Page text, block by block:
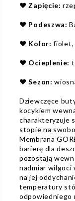
❤️ Zapięcie:
❤️ Podeszwa:
❤️ Kolor: fiolet,
❤️ Ocieplenie:
❤️Sezon:
Dziewczęce
kocykiem
charakteryzuje
stopie na
Membrana
barierę dla
pozostają
nadmiar wilgoci
na jej
temperatury
odpowiedniego